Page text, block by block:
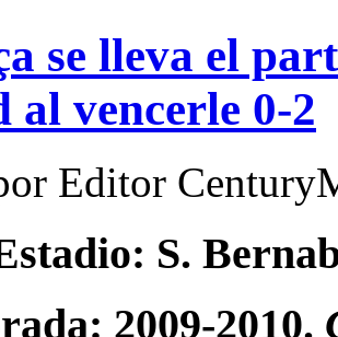
se lleva el
vencerle 0-2
Editor
S.
2009-2010.